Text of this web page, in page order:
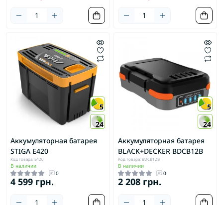
5
24
Аккумуляторная батарея
STIGA E420
Код товара: E420
В наличии
0
4 599 грн.
5
24
Аккумуляторная батарея
BLACK+DECKER BDCB12B
Код товара: BDCB12B
В наличии
0
2 208 грн.